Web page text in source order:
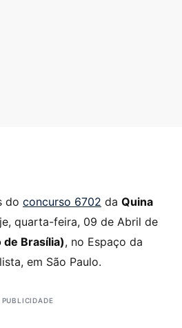
do concurso 6702 da Quina
quarta-feira, 09 de Abril de
Brasília), no Espaço da
em São Paulo.
PUBLICIDADE